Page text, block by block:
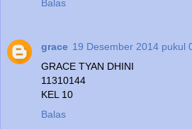
Balas
grace 19 Desember 2014 pukul
GRACE TYAN DHINI
11310144
KEL 10
Balas